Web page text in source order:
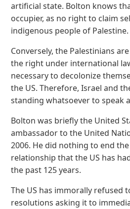
artificial state. Bolton knows
occupier, as no right to claim
indigenous people of Palestine.
Conversely, the Palestinians
the right under international
necessary to decolonize
the US. Therefore, Israel and
standing whatsoever to speak
Bolton was briefly the United
ambassador to the United
2006. He did nothing to end
relationship that the US has
the past 125 years.
The US has immorally refused
resolutions asking it to